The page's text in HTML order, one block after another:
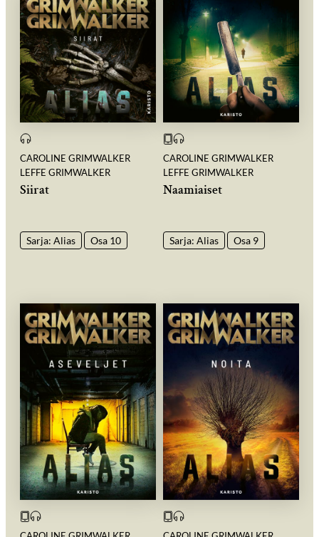
CAROLINE GRIMWALKER
LEFFE GRIMWALKER
Siirat
Sarja: Alias Osa 10
CAROLINE GRIMWALKER
LEFFE GRIMWALKER
Naamiaiset
Sarja: Alias Osa 9